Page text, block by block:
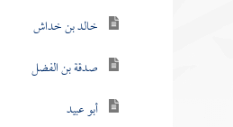
خالد بن خداش
صدقة بن الفضل
أبو عبيد